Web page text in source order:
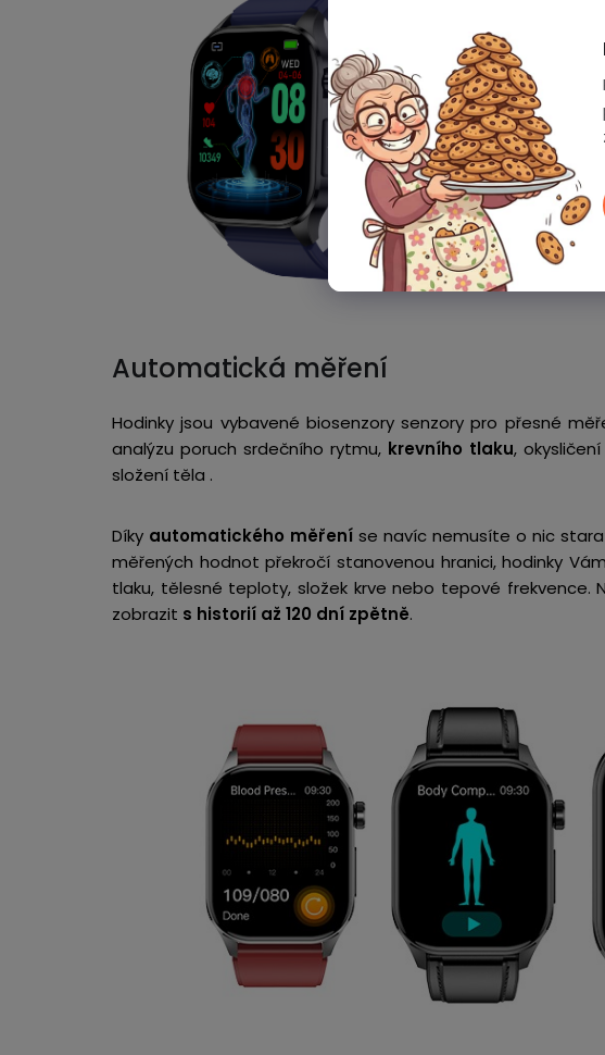
Automatická měření
Hodinky jsou vybavené biosenzory senzory pro přesné
analýzu poruch srdečního rytmu, krevního tlaku, okysličení
složení těla .
Díky automatického měřeníse navíc nemusíte o nic
měřených hodnot překročí stanovenou hranici, hodinky Vám
tlaku, tělesné teploty, složek krve nebo tepové frekvence.
zobrazit s historií až 120 dní zpětně.